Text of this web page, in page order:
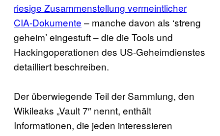
riesige Zusammenstellung vermeintlicher
CIA-Dokumente – manche davon als ‘streng
geheim’ eingestuft – die die Tools und
Hackingoperationen des US-Geheimdienstes
detailliert beschreiben.
Der überwiegende Teil der Sammlung, den
Wikileaks „Vault 7″ nennt, enthält
Informationen, die jeden interessieren